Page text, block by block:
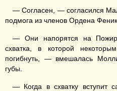
— Согласен, — согласился
подмога из членов Ордена
— Они напорятся на
схватка, в которой
погибнуть, — вмешалась
губы.
— Когда в схватку